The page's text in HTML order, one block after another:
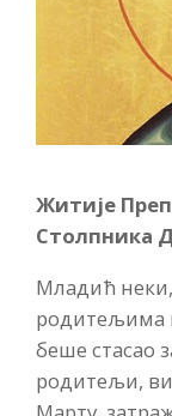
Житије
Столпника
Младић
родитељима
беше стасао
родитељи,